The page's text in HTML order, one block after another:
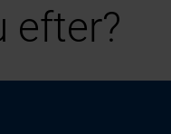
efter?